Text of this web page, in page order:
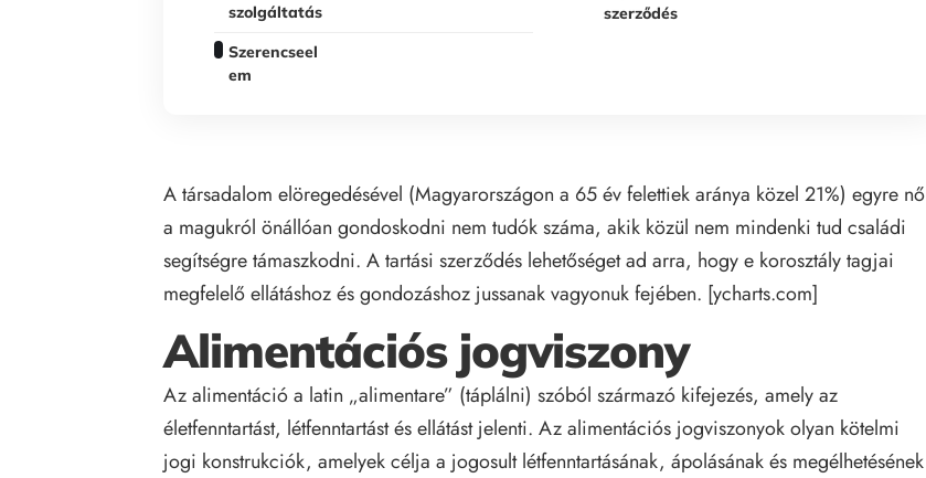
szolgáltatás
Szerencseel
em
szerződés
A társadalom elöregedésével (Magyarországon a 65 év felettiek aránya közel 21%) egyre nő
a magukról önállóan gondoskodni nem tudók száma, akik közül nem mindenki tud családi
segítségre támaszkodni. A tartási szerződés lehetőséget ad arra, hogy e korosztály tagjai
megfelelő ellátáshoz és gondozáshoz jussanak vagyonuk fejében. [ycharts.com]
Alimentációs jogviszony
Az alimentáció a latin „alimentare” (táplálni) szóból származó kifejezés, amely az
életfenntartást, létfenntartást és ellátást jelenti. Az alimentációs jogviszonyok olyan kötelmi
jogi konstrukciók, amelyek célja a jogosult létfenntartásának, ápolásának és megélhetésének